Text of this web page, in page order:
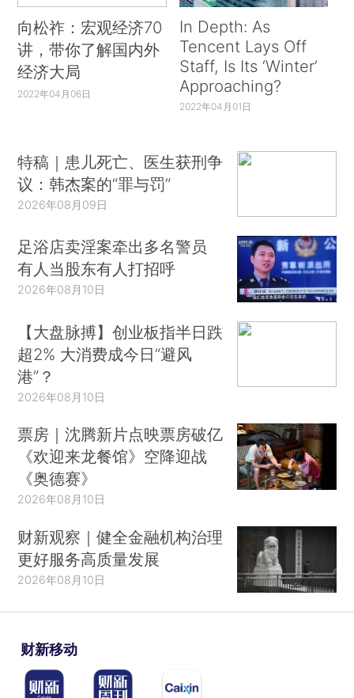
向松祚：宏观经济70
讲，带你了解国内外
经济大局
2022年04月06日
In Depth: As
Tencent Lays Off
Staff, Is Its ‘Winter’
Approaching?
2022年04月01日
特稿｜患儿死亡、医生获刑争
议：韩杰案的“罪与罚”
2026年08月09日
足浴店卖淫案牵出多名警员
有人当股东有人打招呼
2026年08月10日
【大盘脉搏】创业板指半日跌
超2% 大消费成今日“避风
港”？
2026年08月10日
票房｜沈腾新片点映票房破亿
《欢迎来龙餐馆》空降迎战
《奥德赛》
2026年08月10日
财新观察｜健全金融机构治理
更好服务高质量发展
2026年08月10日
财新移动